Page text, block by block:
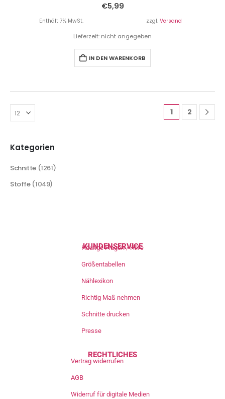
€5,99
Enthält 7% MwSt. zzgl. Versand
Lieferzeit: nicht angegeben
IN DEN WARENKORB
1 2
Kategorien
Schnitte (1261)
Stoffe (1049)
KUNDENSERVICE
Häufige Fragen / Hilfe
Größentabellen
Nählexikon
Richtig Maß nehmen
Schnitte drucken
Presse
RECHTLICHES
Vertrag widerrufen
AGB
Widerruf für digitale Medien